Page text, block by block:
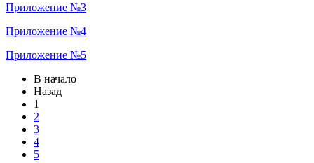
Приложение №3
Приложение №4
Приложение №5
В начало
Назад
1
2
3
4
5